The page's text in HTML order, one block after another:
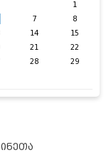
1
7
8
14
15
21
22
28
29